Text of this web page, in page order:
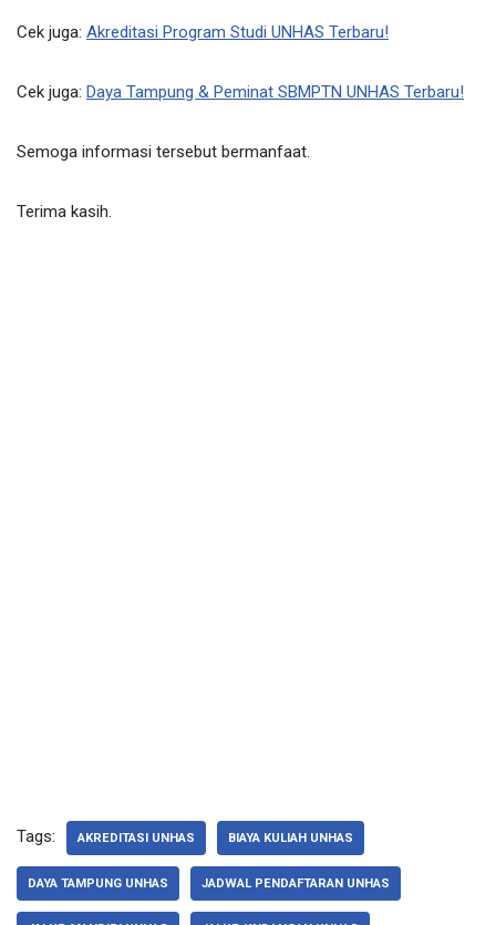
Cek juga: Akreditasi Program Studi UNHAS Terbaru!
Cek juga: Daya Tampung & Peminat SBMPTN UNHAS Terbaru!
Semoga informasi tersebut bermanfaat.
Terima kasih.
Tags: AKREDITASI UNHAS BIAYA KULIAH UNHAS
DAYA TAMPUNG UNHAS JADWAL PENDAFTARAN UNHAS